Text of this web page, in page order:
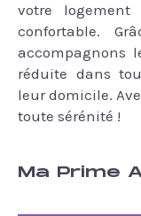
votre
confortable.
accompagnons
réduite dans
leur domicile.
toute sérénité !
Ma Prime